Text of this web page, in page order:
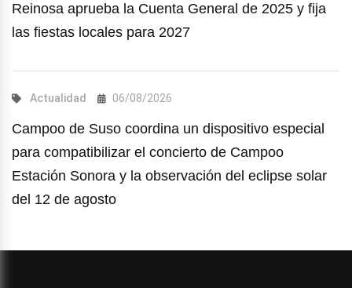
Reinosa aprueba la Cuenta General de 2025 y fija
las fiestas locales para 2027
Actualidad 06/08/2026
Campoo de Suso coordina un dispositivo especial
para compatibilizar el concierto de Campoo
Estación Sonora y la observación del eclipse solar
del 12 de agosto